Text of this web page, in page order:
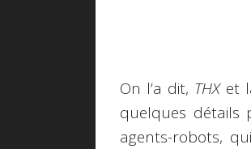
On l’a dit, THXet
quelques détails
agents-robots,